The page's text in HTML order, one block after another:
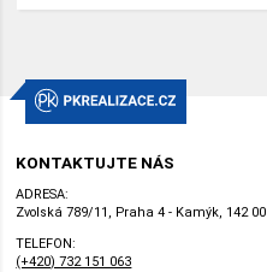
KONTAKTUJTE NÁS
ADRESA:
Zvolská 789/11, Praha 4 - Kamýk, 142 00
TELEFON:
(+420) 732 151 063